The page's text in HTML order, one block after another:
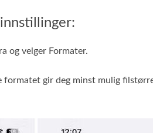
og velger Formater.
formatet gir deg minst mulig